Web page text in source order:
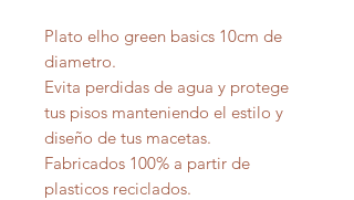
Plato elho green basics 10cm de
diametro.
Evita perdidas de agua y protege
tus pisos manteniendo el estilo y
diseño de tus macetas.
Fabricados 100% a partir de
plasticos reciclados.